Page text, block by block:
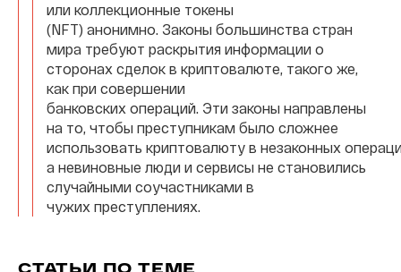
или коллекционные токены
(NFT) анонимно. Законы большинства стран
мира требуют раскрытия информации о
сторонах сделок в криптовалюте, такого же,
как при совершении
банковских операций. Эти законы направлены
на то, чтобы преступникам было сложнее
использовать криптовалюту в незаконных
а невиновные люди и сервисы не становились
случайными соучастниками в
чужих преступлениях.